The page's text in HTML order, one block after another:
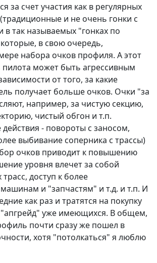
за счет участия как в регулярных
и не очень гонки с
в так называемых "гонках по
в свою очередь,
набора очков профиля. А этот
может быть агрессивным
от того, за какие
получает больше очков. Очки "за
например, за чистую секцию,
чистый обгон и т.п.
- повороты с заносом,
выбивание соперника с трассы)
очков приводит к повышению
уровня влечет за собой
доступ к более
и "запчастям" и т.д. и т.п. И
как раз и тратятся на покупку
уже имеющихся. В общем,
почти сразу же пошел в
хотя "потолкаться" я люблю